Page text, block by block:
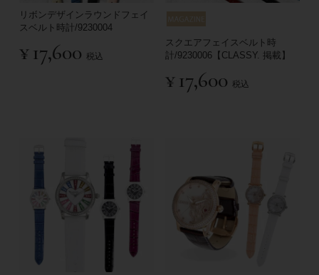
リボンデザインラウンドフェイ
スベルト時計/9230004
¥ 17,600 税込
スクエアフェイスベルト時
計/9230006【CLASSY. 掲載】
¥ 17,600 税込